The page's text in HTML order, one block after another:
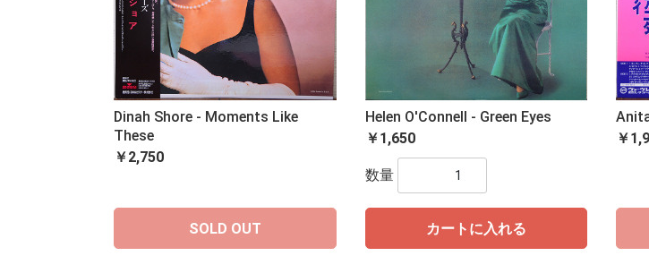
Dinah Shore - Moments Like
These
￥2,750
SOLD OUT
Helen O'Connell - Green Eyes
￥1,650
数量
カートに入れる
￥